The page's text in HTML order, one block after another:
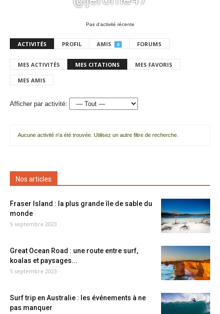
Pas d’activité récente
ACTIVITÉS PROFIL AMIS 0 FORUMS
MES ACTIVITÉS MES CITATIONS MES FAVORIS
MES AMIS
Afficher par activité:
Aucune activité n'a été trouvée. Utilisez un autre filtre de recherche.
Nos articles
Fraser Island : la plus grande île de sable du
monde
5 septembre 2023
Great Ocean Road : une route entre surf,
koalas et paysages...
5 septembre 2023
Surf trip en Australie : les événements à ne
pas manquer